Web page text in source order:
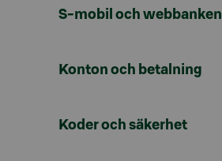
S-mobil och webbanken
Konton och betalning
Koder och säkerhet